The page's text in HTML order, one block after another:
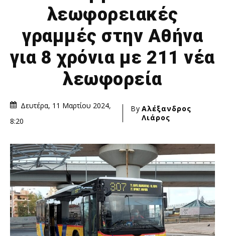
λεωφορειακές
γραμμές στην Αθήνα
για 8 χρόνια με 211 νέα
λεωφορεία
Δευτέρα, 11 Μαρτίου 2024,
8:20
By Αλέξανδρος
Λιάρος